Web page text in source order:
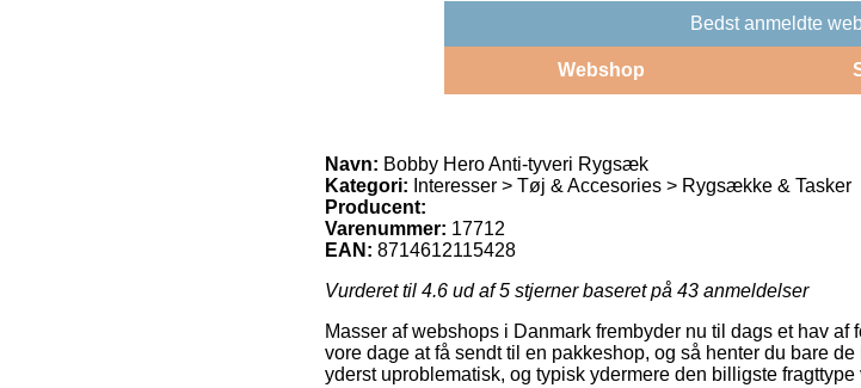
Bedst anmeldte
Webshop
Navn: Bobby Hero Anti-tyveri Rygsæk
Kategori: Interesser > Tøj & Accesories > Rygsække & Tasker
Producent:
Varenummer: 17712
EAN: 8714612115428
Vurderet til 4.6 ud af 5 stjerner baseret på 43 anmeldelser
Masser af webshops i Danmark frembyder nu til dags et hav
vore dage at få sendt til en pakkeshop, og så henter du bare
yderst uproblematisk, og typisk ydermere den billigste